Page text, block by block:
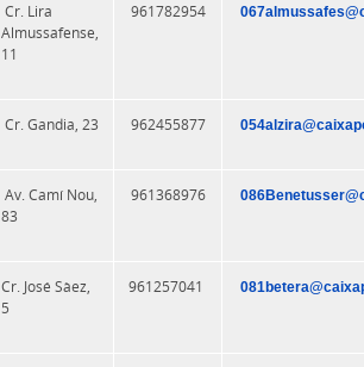
Cr. Lira
Almussafense,
11
961782954
Cr. Gandia, 23 962455877
Av. Camí Nou,
83
961368976
Cr. José Sàez,
5
961257041